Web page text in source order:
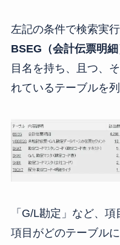
左記の条件で検索実
BSEG（会計伝票明細
目名を持ち、且つ、
れているテーブルを
「G/L勘定」など、
項目がどのテーブル